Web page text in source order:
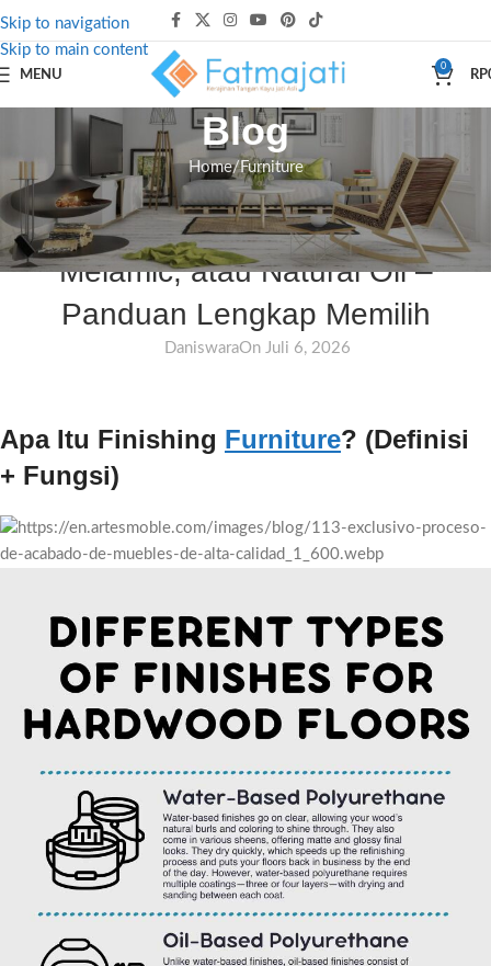
Skip to navigation
Skip to main content
MENU
0
RP
Blog
Home Furniture
FURNITURE
Finishing Furniture: HPL, Duco,
Melamic, atau Natural Oil –
Panduan Lengkap Memilih
DaniswaraOn Juli 6, 2026
Apa Itu Finishing Furniture? (Definisi
+ Fungsi)